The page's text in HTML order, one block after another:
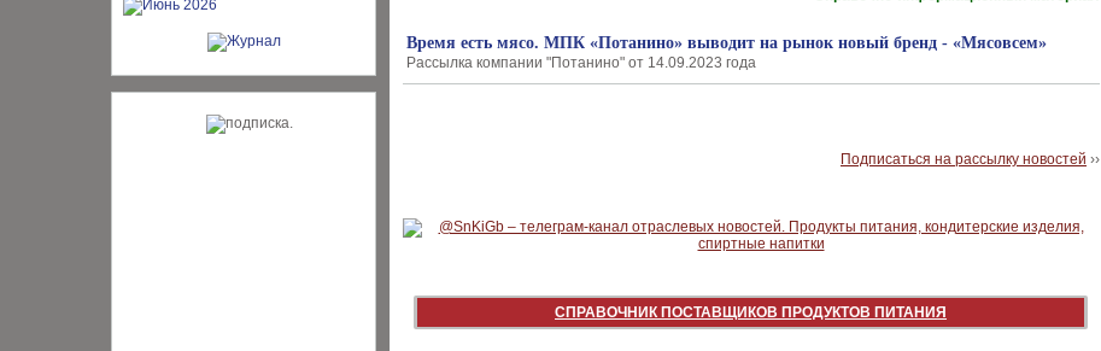
Время есть мясо. МПК «Потанино» выводит на рынок новый бренд - «Мясовсем»
Рассылка компании "Потанино" от 14.09.2023 года
Подписаться на рассылку новостей ››
СПРАВОЧНИК ПОСТАВЩИКОВ ПРОДУКТОВ ПИТАНИЯ